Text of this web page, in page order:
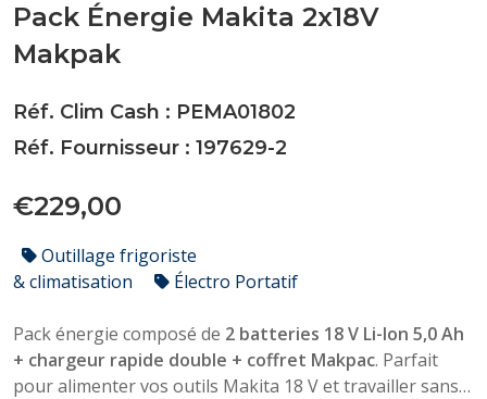
Pack Énergie Makita 2x18V
Makpak
Réf. Clim Cash : PEMA01802
Réf. Fournisseur : 197629-2
€229,00
Outillage frigoriste
& climatisation
Électro Portatif
Pack énergie composé de 2 batteries 18 V Li-Ion 5,0 Ah
+ chargeur rapide double + coffret Makpac. Parfait
pour alimenter vos outils Makita 18 V et travailler sans